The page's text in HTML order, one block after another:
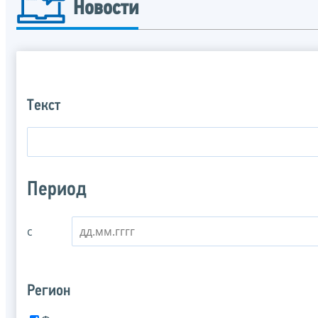
Новости
Текст
Период
с
Регион